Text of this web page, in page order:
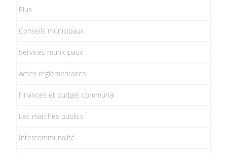
Elus
Conseils municipaux
Services municipaux
Actes réglementaires
Finances et budget communal
Les marchés publics
Intercommunalité